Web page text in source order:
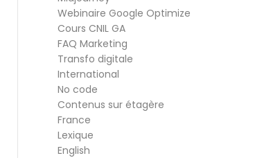
Webinaire Google Optimize
Cours CNIL GA
FAQ Marketing
Transfo digitale
International
No code
Contenus sur étagère
France
Lexique
English